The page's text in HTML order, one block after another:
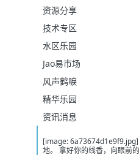
资源分享
技术专区
水区乐园
Jao易市场
风声鹤唳
精华乐园
资讯消息
[image:
地。 拿好你的线香，向眼前